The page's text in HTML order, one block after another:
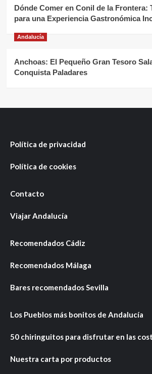
Dónde Comer en Conil de la Frontera:
para una Experiencia Gastronómica
Andalucía
Anchoas: El Pequeño Gran Tesoro
Conquista Paladares
Política de privacidad
Política de cookies
Contacto
Viajar Andalucía
Recomendados Cádiz
Recomendados Málaga
Bares recomendados Sevilla
Los Pueblos más bonitos de Andalucía
50 chiringuitos para disfrutar en las
Nuestra carta por productos